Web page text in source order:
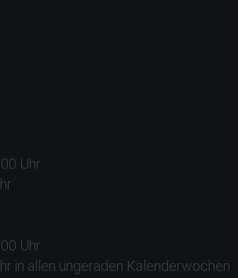
Uhr
Uhr
in allen ungeraden Kalenderwochen